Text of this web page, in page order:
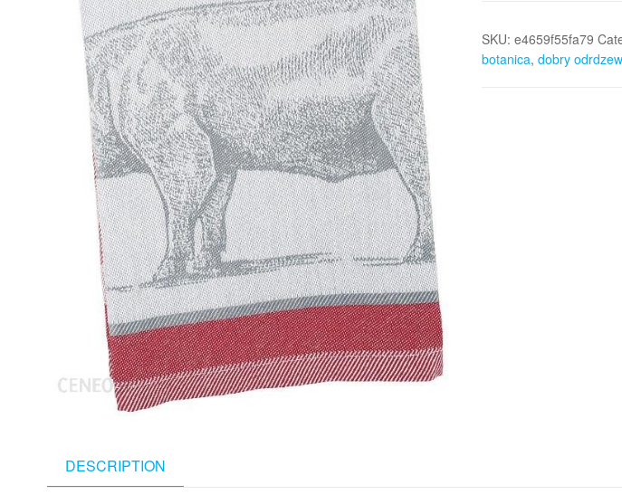
SKU: e4659f55fa79
botanica, dobry
DESCRIPTION